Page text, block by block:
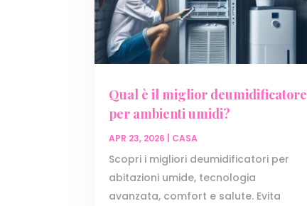
Qual è il miglior deumidificatore
per ambienti umidi?
APR 23, 2026 CASA
Scopri i migliori deumidificatori per
abitazioni umide, tecnologia
avanzata, comfort e salute. Evita